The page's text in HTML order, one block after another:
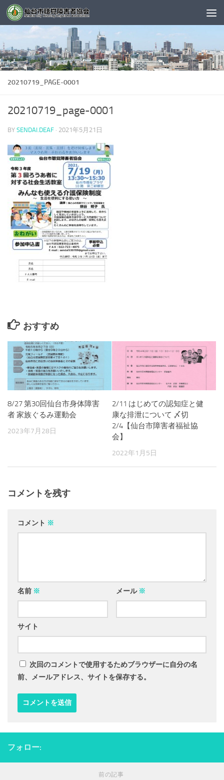
コンテンツへスキップ
20210719_PAGE-0001
20210719_page-0001
BY SENDAI.DEAF · 2021年5月21日
おすすめ
8/27 第30回仙台市身体障害
者 家族ぐるみ運動会
2023年7月28日
2/11 はじめての認知症と健
康な排泄について 〆切
2/4【仙台市障害者福祉協
会】
2022年1月5日
コメントを残す
コメント ※
名前 ※ メール ※
サイト
次回のコメントで使用するためブラウザーに自分の名
前、メールアドレス、サイトを保存する。
フォロー:
前の記事